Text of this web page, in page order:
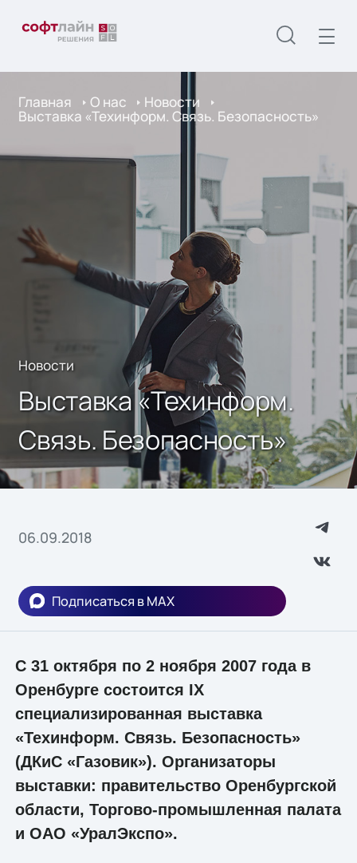
Главная О нас Новости
Выставка «Техинформ. Связь. Безопасность»
Новости
Выставка «Техинформ.
Связь. Безопасность»
06.09.2018
Подписаться в MAX
С 31 октября по 2 ноября 2007 года в
Оренбурге состоится IX
специализированная выставка
«Техинформ. Связь. Безопасность»
(ДКиС «Газовик»). Организаторы
выставки: правительство Оренбургской
области, Торгово-промышленная палата
и ОАО «УралЭкспо».